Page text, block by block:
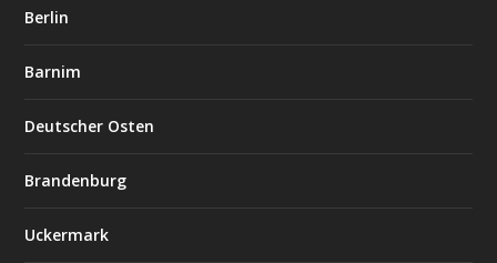
Berlin
Barnim
Deutscher Osten
Brandenburg
Uckermark